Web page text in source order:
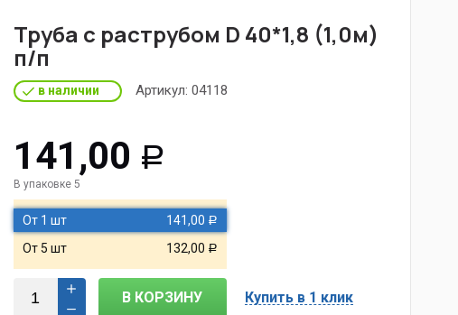
Труба с раструбом D 40*1,8 (1,0м)
п/п
в наличии Артикул: 04118
141,00 Р
В упаковке 5
От 1 шт 141,00 Р
От 5 шт 132,00 Р
В КОРЗИНУ Купить в 1 клик